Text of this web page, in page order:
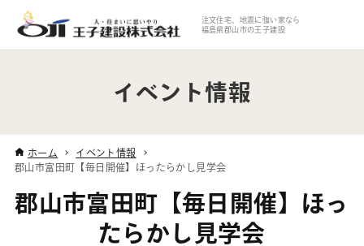
注文住宅、地震に強い家なら
福島県郡山市の王子建設
イベント情報
ホーム
イベント情報
郡山市富田町【毎日開催】ほったらかし見学会
郡山市富田町【毎日開催】ほっ
たらかし見学会